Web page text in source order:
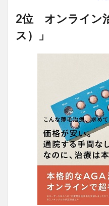
2位 オンライン
ス）」